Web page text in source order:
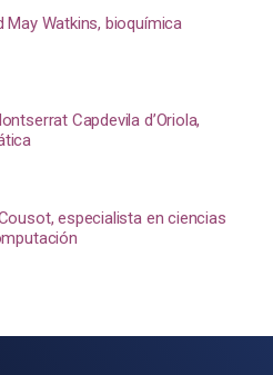
May Watkins, bioquímica
Capdevila d’Oriola,
especialista en ciencias